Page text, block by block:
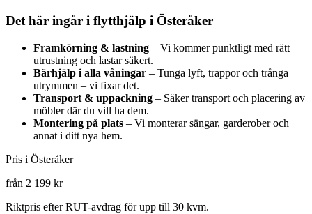
Det här ingår i flytthjälp i Österåker
Framkörning & lastning – Vi kommer punktligt med rätt
utrustning och lastar säkert.
Bärhjälp i alla våningar – Tunga lyft, trappor och trånga
utrymmen – vi fixar det.
Transport & uppackning – Säker transport och placering av
möbler där du vill ha dem.
Montering på plats – Vi monterar sängar, garderober och
annat i ditt nya hem.
Pris i Österåker
från 2 199 kr
Riktpris efter RUT-avdrag för upp till 30 kvm.